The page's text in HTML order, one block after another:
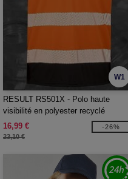
W1
RESULT RS501X - Polo haute
visibilité en polyester recyclé
16,99 €
23,10 €
-26%